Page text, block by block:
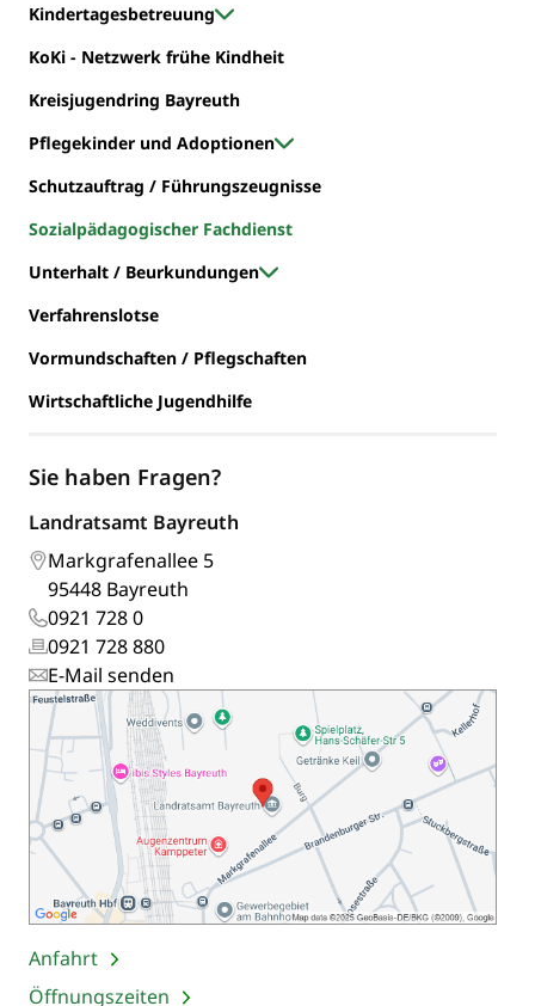
Kindertagesbetreuung
KoKi - Netzwerk frühe Kindheit
Kreisjugendring Bayreuth
Pflegekinder und Adoptionen
Schutzauftrag / Führungszeugnisse
Sozialpädagogischer Fachdienst
Unterhalt / Beurkundungen
Verfahrenslotse
Vormundschaften / Pflegschaften
Wirtschaftliche Jugendhilfe
Sie haben Fragen?
Landratsamt Bayreuth
Markgrafenallee 5
95448 Bayreuth
0921 728 0
0921 728 880
E-Mail senden
Anfahrt
Öffnungszeiten